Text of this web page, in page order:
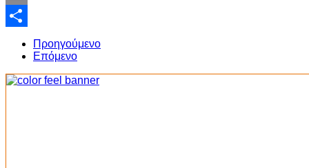
Email
Share
Προηγούμενο
Επόμενο